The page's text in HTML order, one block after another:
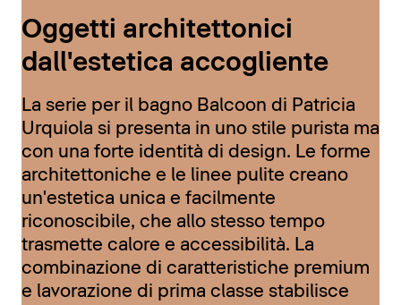
Oggetti architettonici
dall'estetica accogliente
La serie per il bagno Balcoon di Patricia
Urquiola si presenta in uno stile purista ma
con una forte identità di design. Le forme
architettoniche e le linee pulite creano
un'estetica unica e facilmente
riconoscibile, che allo stesso tempo
trasmette calore e accessibilità. La
combinazione di caratteristiche premium
e lavorazione di prima classe stabilisce